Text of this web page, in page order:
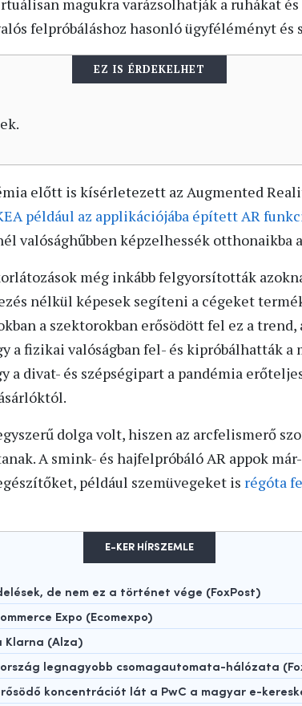
magukra varázsolhatják a ruhákat
felpróbáláshoz hasonló ügyféléményt és
EZ IS ÉRDEKELHET
előtt is kísérletezett az Augmented
például az applikációjába épített AR
valósághűbben képzelhessék otthonaikba
még inkább felgyorsították
nélkül képesek segíteni a cégeket
a szektorokban erősödött fel ez a trend,
a fizikai valóságban fel- és kipróbálhatták
a divat- és szépségipart a pandémia
dolga volt, hiszen az arcfelismerő
A smink- és hajfelpróbáló AR appok
például szemüvegeket is régóta
E-KER HÍRSZEMLE
de nem ez a történet vége (FoxPost)
Expo (Ecomexpo)
Klarna (Alza)
legnagyobb csomagautomata-hálózata
koncentrációt lát a PwC a magyar e-